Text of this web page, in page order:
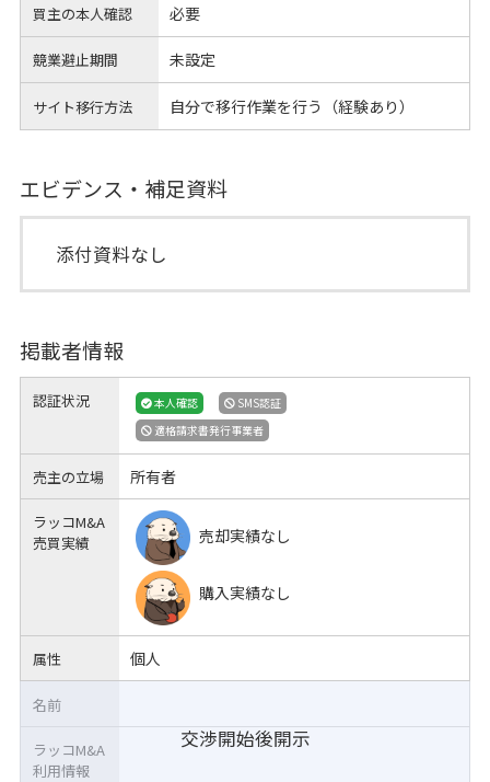
買主の本人確認 必要
競業避止期間 未設定
サイト移行方法 自分で移行作業を行う（経験あり）
エビデンス・補足資料
添付資料なし
掲載者情報
認証状況 本人確認
SMS認証
適格請求書発行事業者
売主の立場 所有者
ラッコM&A
売買実績
売却実績なし
購入実績なし
属性 個人
交渉開始後開示
名前
ラッコM&A
利用情報